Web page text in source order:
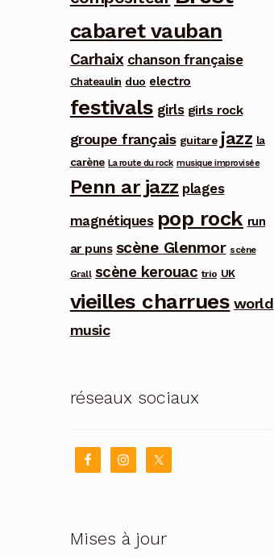
cabaret vauban
Carhaix chanson française
Chateaulin duo electro
festivals girls girls rock
groupe français guitare jazz la
carène La route du rock musique improvisée
Penn ar jazz plages
magnétiques pop rock run
ar puns scène Glenmor scène
Grall scène kerouac trio UK
vieilles charrues world
music
réseaux sociaux
Mises à jour